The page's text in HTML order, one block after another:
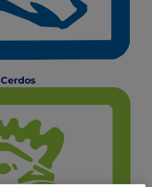
Cerdos